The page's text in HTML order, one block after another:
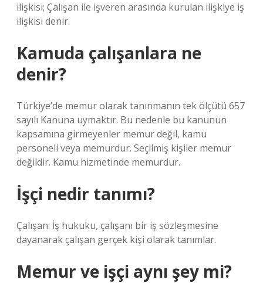
ilişkisi; Çalışan ile işveren arasında kurulan ilişkiye iş
ilişkisi denir.
Kamuda çalışanlara ne
denir?
Türkiye’de memur olarak tanınmanın tek ölçütü 657
sayılı Kanuna uymaktır. Bu nedenle bu kanunun
kapsamına girmeyenler memur değil, kamu
personeli veya memurdur. Seçilmiş kişiler memur
değildir. Kamu hizmetinde memurdur.
İşçi nedir tanımı?
Çalışan: İş hukuku, çalışanı bir iş sözleşmesine
dayanarak çalışan gerçek kişi olarak tanımlar.
Memur ve işçi aynı şey mi?